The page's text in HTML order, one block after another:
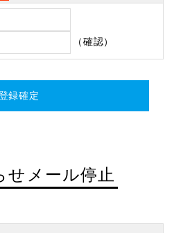
（確認）
せメール停止